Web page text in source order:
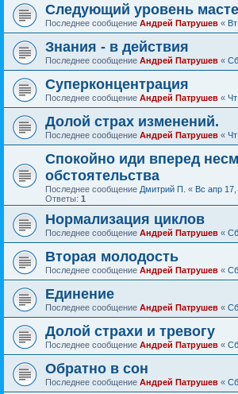
Следующий уровень
Последнее сообщение Андрей Патрушев «
Знания - в действия
Последнее сообщение Андрей Патрушев «
Суперконцентрация
Последнее сообщение Андрей Патрушев «
Долой страх изменений.
Последнее сообщение Андрей Патрушев «
Спокойно иди вперед
обстоятельства
Последнее сообщение Дмитрий П. « Вс апр
Ответы: 1
Нормализация циклов
Последнее сообщение Андрей Патрушев «
Вторая молодость
Последнее сообщение Андрей Патрушев «
Единение
Последнее сообщение Андрей Патрушев «
Долой страхи и тревогу
Последнее сообщение Андрей Патрушев «
Обратно в сон
Последнее сообщение Андрей Патрушев «